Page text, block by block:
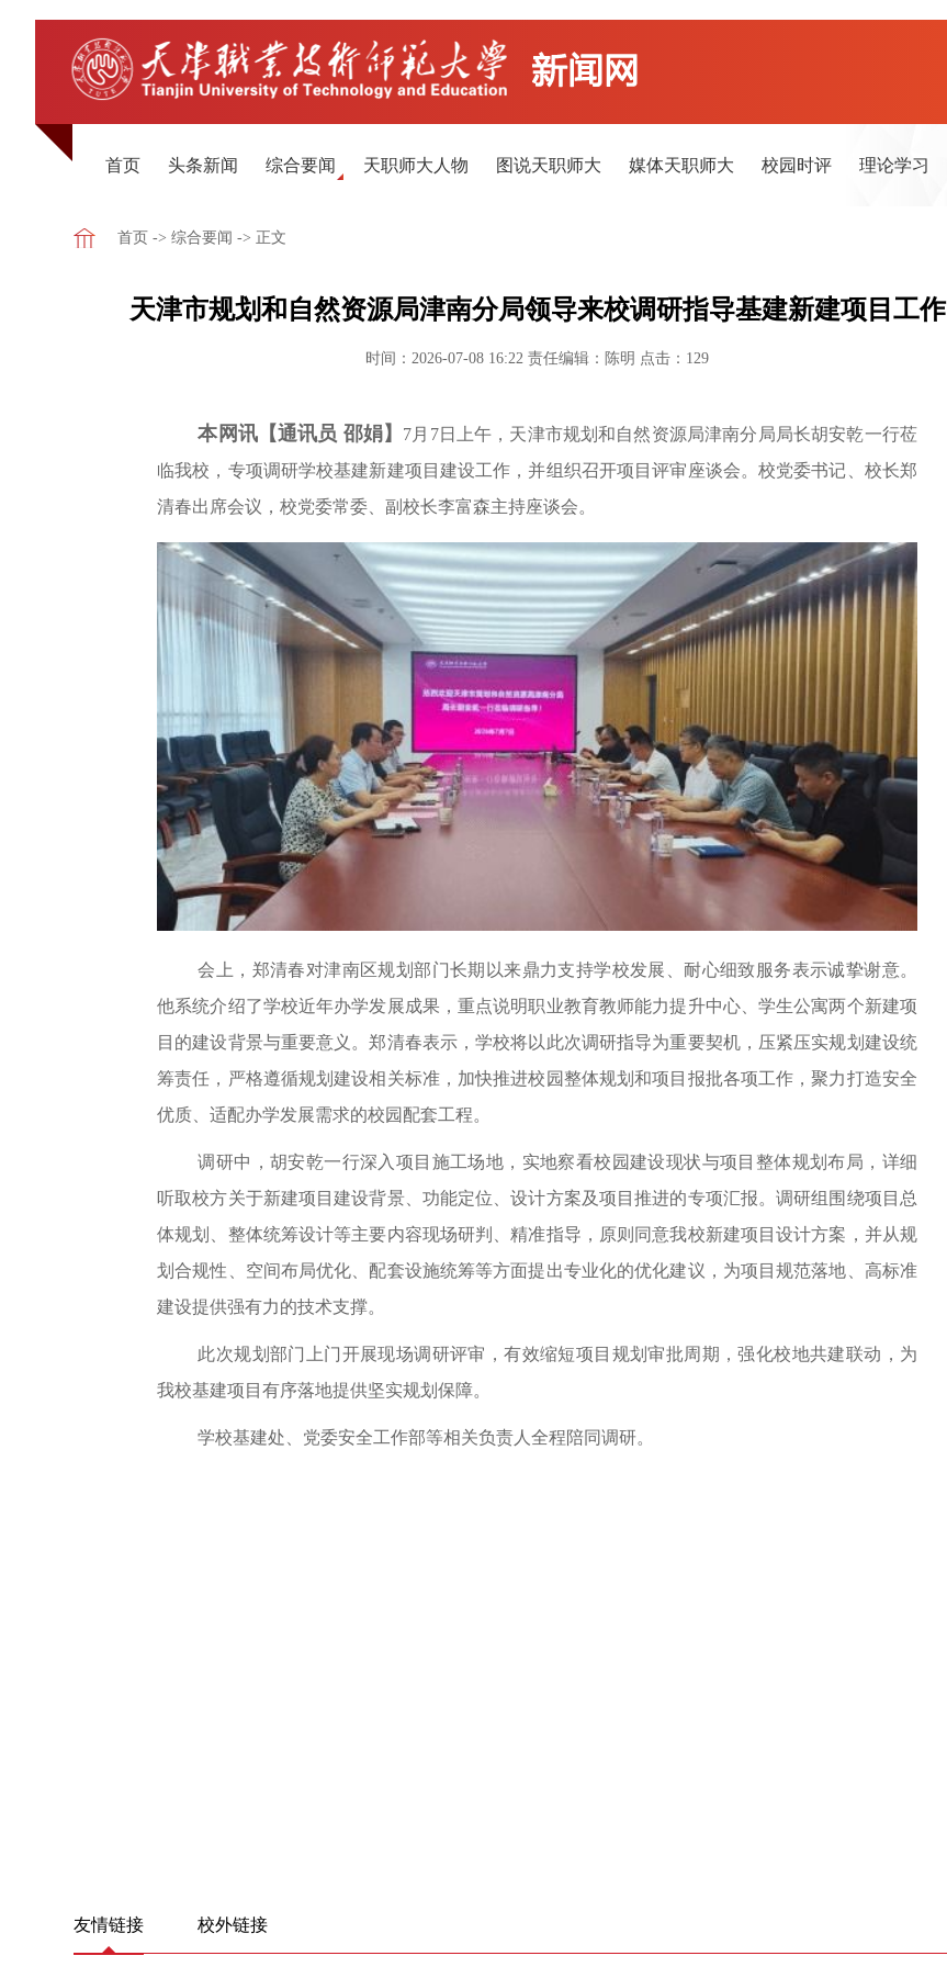
首页 头条新闻 综合要闻 天职师大人物 图说天职师大 媒体天职师大 校园时评 理论学习
首页 -> 综合要闻 -> 正文
天津市规划和自然资源局津南分局领导来校调研指导基建新建项目工作
时间：2026-07-08 16:22 责任编辑：陈明 点击： 129
本网讯【通讯员 邵娟】
7月7日上午，天津市规划和自然资源局津南分局局长胡安乾一行莅
临我校，专项调研学校基建新建项目建设工作，并组织召开项目评审座谈会。校党委书记、校长郑
清春出席会议，校党委常委、副校长李富森主持座谈会。
会上，郑清春对津南区规划部门长期以来鼎力支持学校发展、耐心细致服务表示诚挚谢意。
他系统介绍了学校近年办学发展成果，重点说明职业教育教师能力提升中心、学生公寓两个新建项
目的建设背景与重要意义。郑清春表示，学校将以此次调研指导为重要契机，压紧压实规划建设统
筹责任，严格遵循规划建设相关标准，加快推进校园整体规划和项目报批各项工作，聚力打造安全
优质、适配办学发展需求的校园配套工程。
调研中，胡安乾一行深入项目施工场地，实地察看校园建设现状与项目整体规划布局，详细
听取校方关于新建项目建设背景、功能定位、设计方案及项目推进的专项汇报。调研组围绕项目总
体规划、整体统筹设计等主要内容现场研判、精准指导，原则同意我校新建项目设计方案，并从规
划合规性、空间布局优化、配套设施统筹等方面提出专业化的优化建议，为项目规范落地、高标准
建设提供强有力的技术支撑。
此次规划部门上门开展现场调研评审，有效缩短项目规划审批周期，强化校地共建联动，为
我校基建项目有序落地提供坚实规划保障。
学校基建处、党委安全工作部等相关负责人全程陪同调研。
友情链接 校外链接